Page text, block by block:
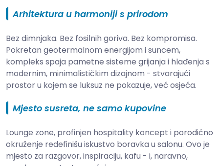
Arhitektura u harmoniji s prirodom
Bez dimnjaka. Bez fosilnih goriva. Bez kompromisa.
Pokretan geotermalnom energijom i suncem,
kompleks spaja pametne sisteme grijanja i hlađenja s
modernim, minimalističkim dizajnom - stvarajući
prostor u kojem se luksuz ne pokazuje, već osjeća.
Mjesto susreta, ne samo kupovine
Lounge zone, profinjen hospitality koncept i porodično
okruženje redefinišu iskustvo boravka u salonu. Ovo je
mjesto za razgovor, inspiraciju, kafu - i, naravno,